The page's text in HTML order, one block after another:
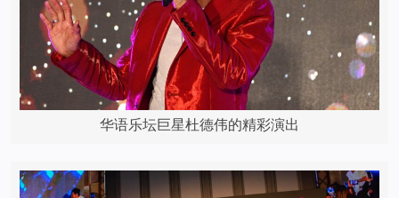
华语乐坛巨星杜德伟的精彩演出